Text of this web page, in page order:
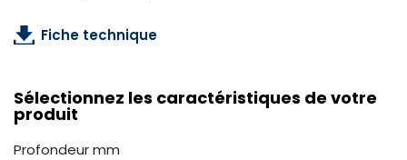
Fiche technique
Sélectionnez les caractéristiques de votre
produit
Profondeur mm